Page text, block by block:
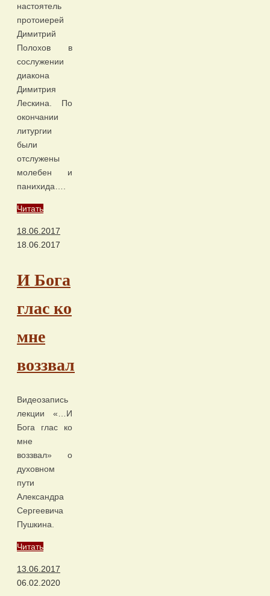
настоятель
протоиерей
Димитрий
Полохов в
сослужении
диакона
Димитрия
Лескина. По
окончании
литургии
были
отслужены
молебен и
панихида….
Читать
18.06.2017
18.06.2017
И Бога
глас ко
мне
воззвал
Видеозапись
лекции «…И
Бога глас ко
мне
воззвал» о
духовном
пути
Александра
Сергеевича
Пушкина.
Читать
13.06.2017
06.02.2020